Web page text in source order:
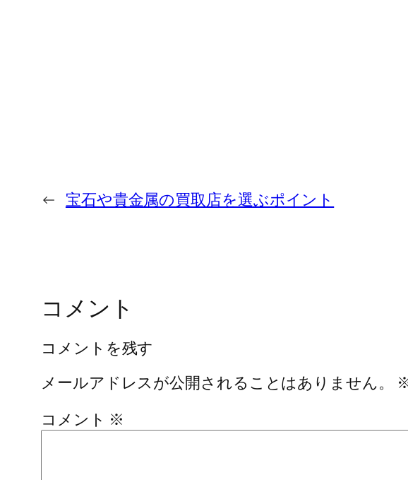
← 宝石や貴金属の買取店を選ぶポイント
コメント
コメントを残す
メールアドレスが公開されることはありません。
コメント ※